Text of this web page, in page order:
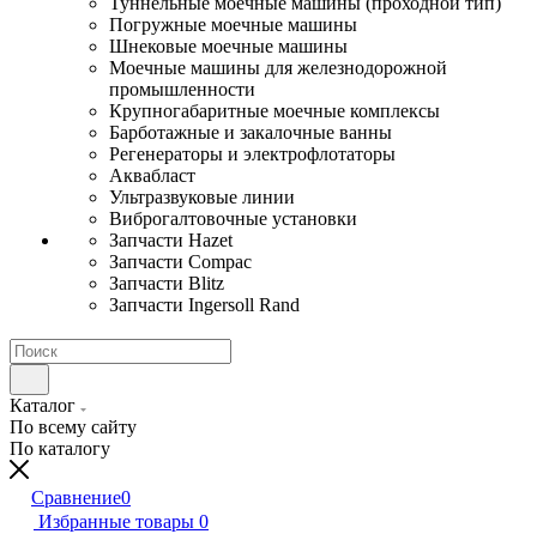
Погружные моечные машины
Шнековые моечные машины
Моечные машины для железнодорожной
промышленности
Крупногабаритные моечные комплексы
Барботажные и закалочные ванны
Регенераторы и электрофлотаторы
Аквабласт
Ультразвуковые линии
Виброгалтовочные установки
Запчасти Hazet
Запчасти Compac
Запчасти Blitz
Запчасти Ingersoll Rand
Каталог
По всему сайту
По каталогу
Сравнение0
Избранные товары 0